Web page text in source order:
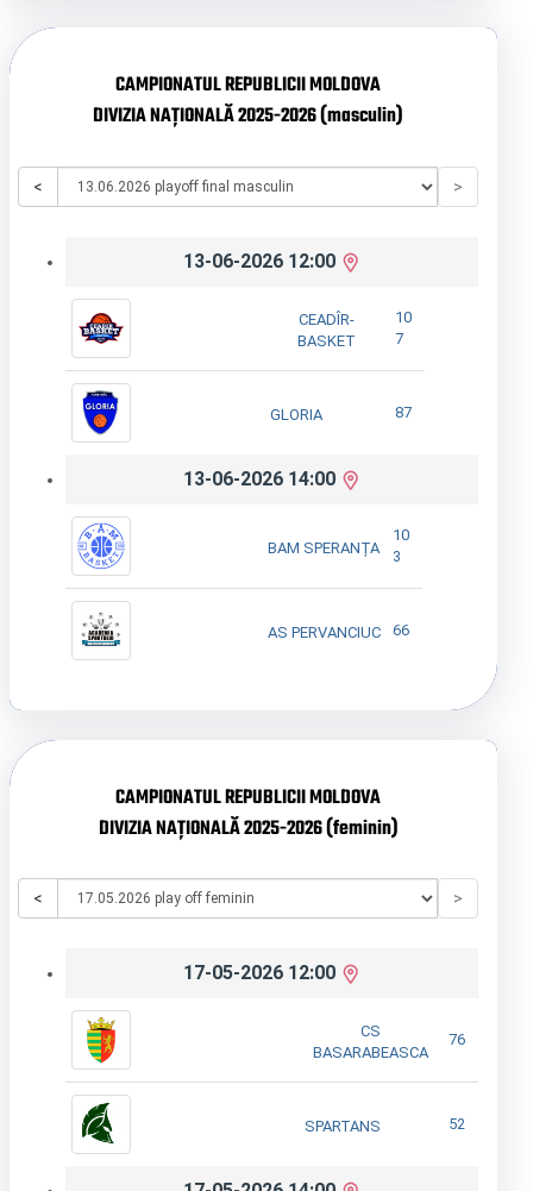
CAMPIONATUL REPUBLICII MOLDOVA
DIVIZIA NAȚIONALĂ 2025-2026 (masculin)
< >
13-06-2026 12:00
CEADÎR-
BASKET
10
7
GLORIA 87
13-06-2026 14:00
BAM SPERANȚA
10
3
AS PERVANCIUC 66
CAMPIONATUL REPUBLICII MOLDOVA
DIVIZIA NAȚIONALĂ 2025-2026 (feminin)
< >
17-05-2026 12:00
CS
BASARABEASCA
76
SPARTANS 52